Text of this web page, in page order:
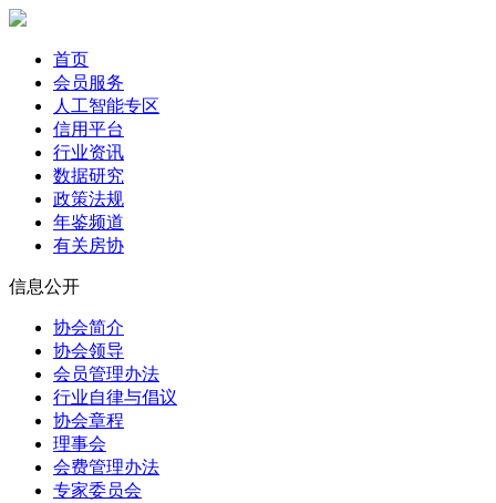
首页
会员服务
人工智能专区
信用平台
行业资讯
数据研究
政策法规
年鉴频道
有关房协
信息公开
协会简介
协会领导
会员管理办法
行业自律与倡议
协会章程
理事会
会费管理办法
专家委员会